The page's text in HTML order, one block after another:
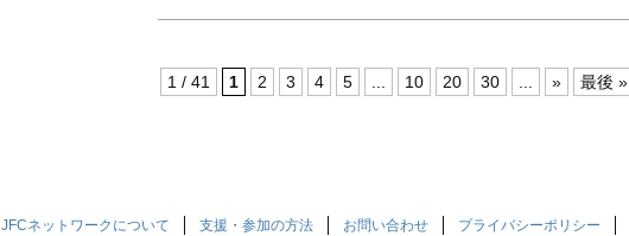
1 / 41 1 2 3 4 5 10 20 30 » 最後 »
JFCネットワークについて 支援・参加の方法 お問い合わせ プライバシーポリシー